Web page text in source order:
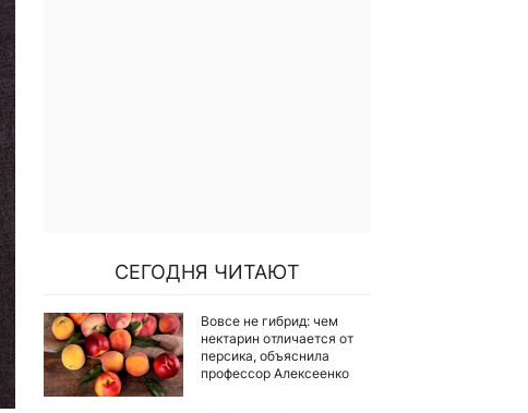
СЕГОДНЯ ЧИТАЮТ
Вовсе не гибрид: чем
нектарин отличается от
персика, объяснила
профессор Алексеенко